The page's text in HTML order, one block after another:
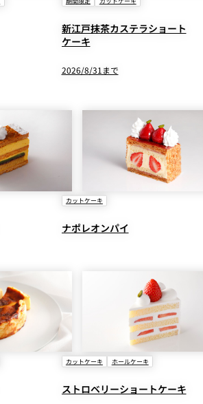
新江戸抹茶カステラショート
ケーキ
2026/8/31まで
カットケーキ
ナポレオンパイ
カットケーキ ホールケーキ
ストロベリーショートケーキ